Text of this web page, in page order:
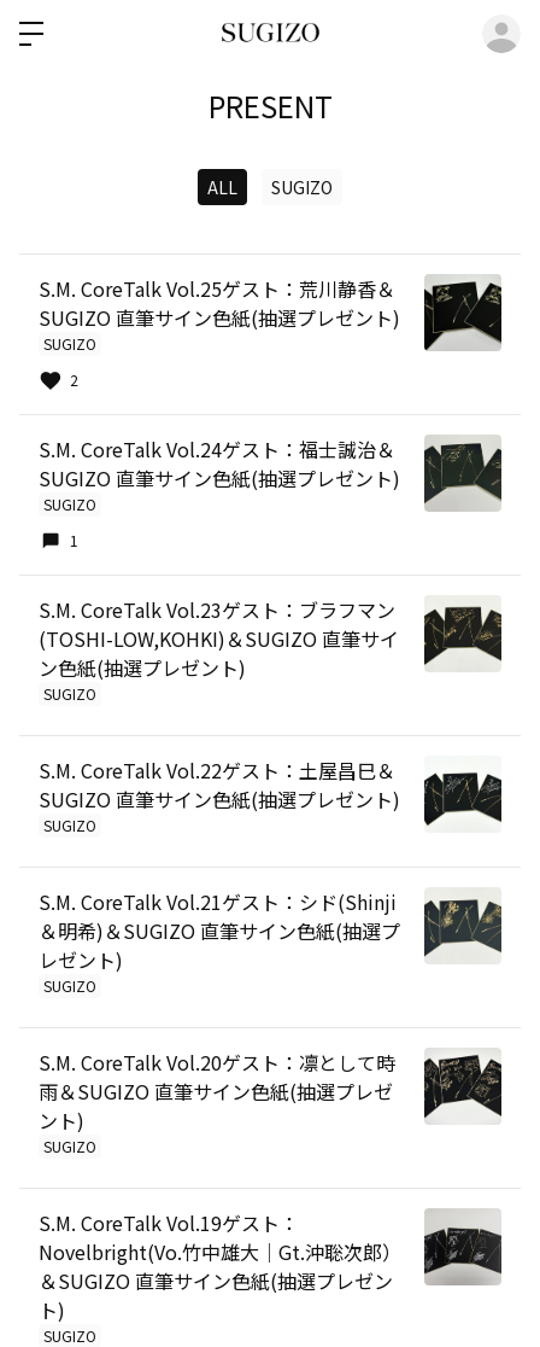
PRESENT
ALL SUGIZO
S.M. CoreTalk Vol.25ゲスト：荒川静香＆
SUGIZO 直筆サイン色紙(抽選プレゼント)
SUGIZO
2
S.M. CoreTalk Vol.24ゲスト：福士誠治＆
SUGIZO 直筆サイン色紙(抽選プレゼント)
SUGIZO
1
S.M. CoreTalk Vol.23ゲスト：ブラフマン
(TOSHI-LOW,KOHKI)＆SUGIZO 直筆サイ
ン色紙(抽選プレゼント)
SUGIZO
S.M. CoreTalk Vol.22ゲスト：土屋昌巳＆
SUGIZO 直筆サイン色紙(抽選プレゼント)
SUGIZO
S.M. CoreTalk Vol.21ゲスト：シド(Shinji
＆明希)＆SUGIZO 直筆サイン色紙(抽選プ
レゼント)
SUGIZO
S.M. CoreTalk Vol.20ゲスト：凛として時
雨＆SUGIZO 直筆サイン色紙(抽選プレゼ
ント)
SUGIZO
S.M. CoreTalk Vol.19ゲスト：
Novelbright(Vo.竹中雄大│Gt.沖聡次郎）
＆SUGIZO 直筆サイン色紙(抽選プレゼン
ト)
SUGIZO